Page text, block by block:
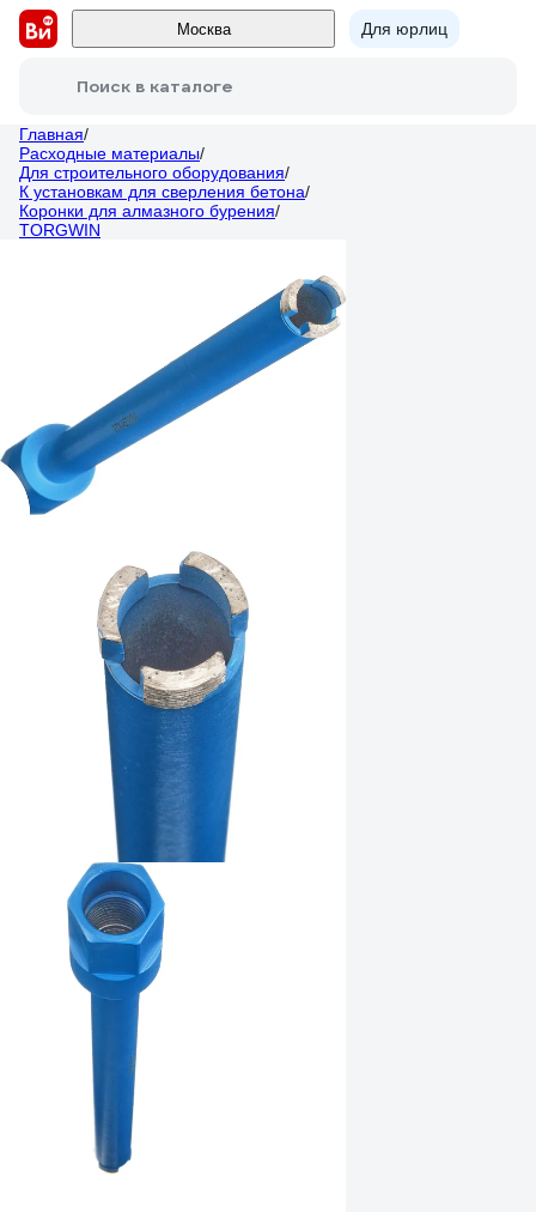
Москва Для юрлиц
Поиск в каталоге
Главная/
Расходные материалы/
Для строительного оборудования/
К установкам для сверления бетона/
Коронки для алмазного бурения/
TORGWIN